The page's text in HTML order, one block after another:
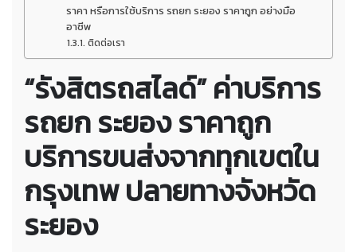
ราคา หรือการใช้บริการ รถยก ระยอง ราคาถูก อย่างมือ
อาชีพ
ติดต่อเรา
“รังสิตรถสไลด์” ค่าบริการ
รถยก ระยอง ราคาถูก
บริการขนส่งจากทุกเขตใน
กรุงเทพ ปลายทางจังหวัด
ระยอง